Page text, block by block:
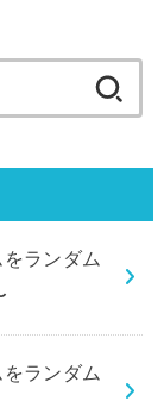
ランダム
ランダム